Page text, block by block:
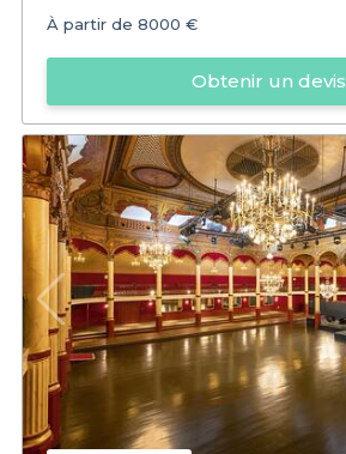
À partir de 8000 €
Obtenir un devis